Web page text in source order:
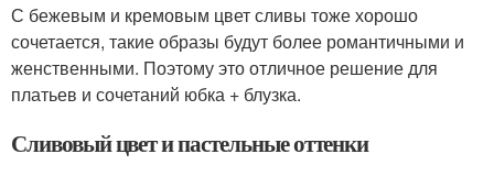
С бежевым и кремовым цвет сливы тоже хорошо
сочетается, такие образы будут более романтичными и
женственными. Поэтому это отличное решение для
платьев и сочетаний юбка + блузка.
Сливовый цвет и пастельные оттенки